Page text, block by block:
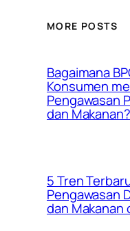
MORE POSTS
Bagaimana
Konsumen
Pengawasan
dan Makanan?
5 Tren
Pengawasan
dan Makanan